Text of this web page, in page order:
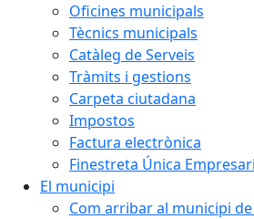
Oficines municipals
Tècnics municipals
Catàleg de Serveis
Tràmits i gestions
Carpeta ciutadana
Impostos
Factura electrònica
Finestreta Única
El municipi
Com arribar al municipi